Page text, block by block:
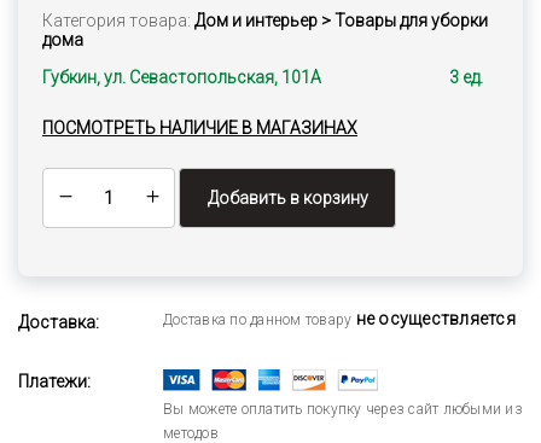
Категория товара: Дом и интерьер > Товары для уборки
дома
Губкин, ул. Севастопольская, 101А
3 ед.
ПОСМОТРЕТЬ НАЛИЧИЕ В МАГАЗИНАХ
Добавить в корзину
Доставка: Доставка по данном товару не осуществляется
Платежи:
Вы можете оплатить покупку через сайт любыми из
методов